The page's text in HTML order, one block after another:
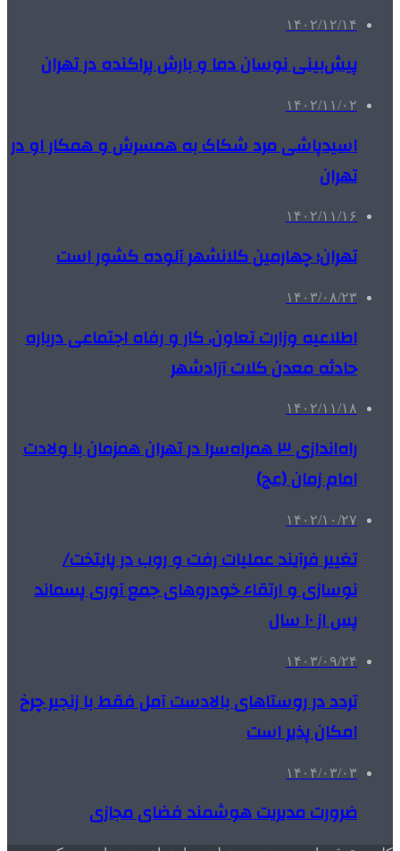
۱۴۰۲/۱۲/۱۴
پیش‌بینی نوسان دما و بارش پراکنده در تهران
۱۴۰۲/۱۱/۰۲
اسیدپاشی مرد شکاک به همسرش و همکار او در
تهران
۱۴۰۲/۱۱/۱۶
تهران؛ چهارمین کلانشهر آلوده کشور است
۱۴۰۳/۰۸/۲۳
اطلاعیه وزارت تعاون، کار و رفاه اجتماعی درباره
حادثه معدن کلات آزادشهر
۱۴۰۲/۱۱/۱۸
راه‌اندازی ۳ همراه‌سرا در تهران همزمان با ولادت
امام زمان (عج)
۱۴۰۲/۱۰/۲۷
تغییر فرآیند عملیات رفت و روب در پایتخت/
نوسازی و ارتقاء خودروهای جمع آوری پسماند
پس از ۱۰ سال
۱۴۰۳/۰۹/۲۴
تردد در روستاهای بالادست آمل فقط با زنجیر چرخ
امکان پذیر است
۱۴۰۴/۰۳/۰۳
ضرورت مدیریت هوشمند فضای مجازی